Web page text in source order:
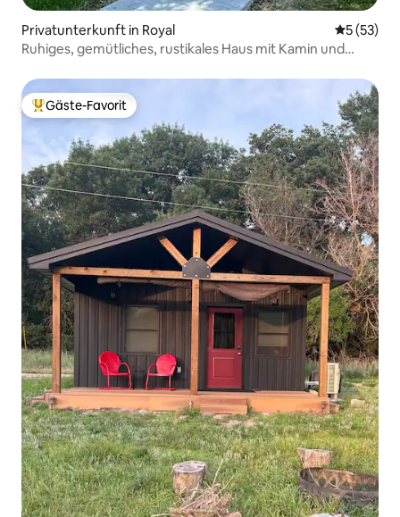
Privatunterkunft in Royal
5 (53)
Ruhiges, gemütliches, rustikales Haus mit Kamin und
Beliebter Gäste-Favorit.
Gäste-Favorit